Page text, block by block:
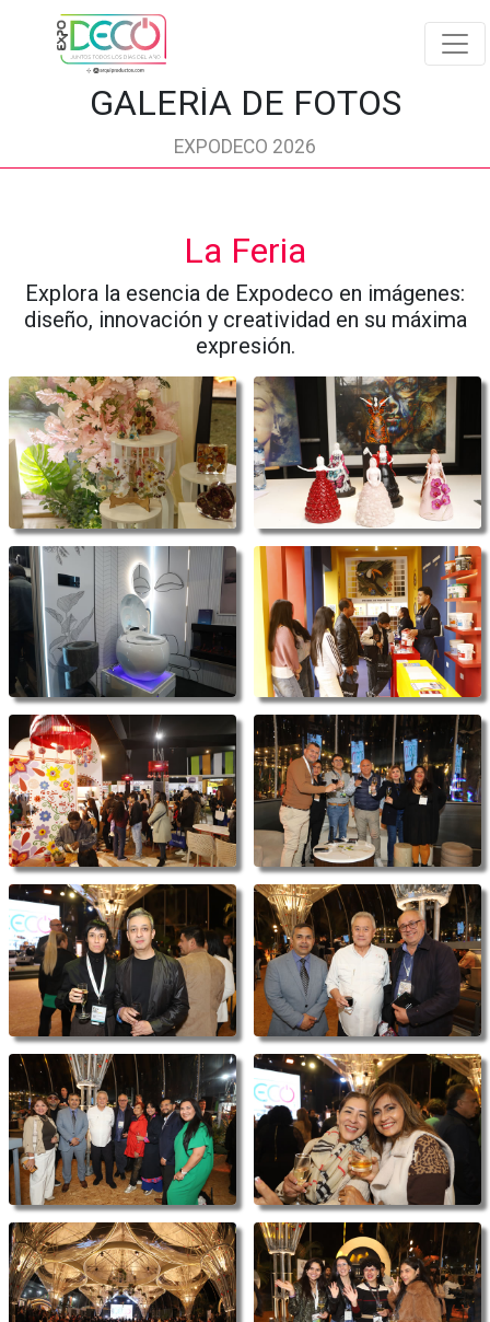
GALERÍA DE FOTOS
EXPODECO 2026
La Feria
Explora la esencia de Expodeco en imágenes:
diseño, innovación y creatividad en su máxima
expresión.